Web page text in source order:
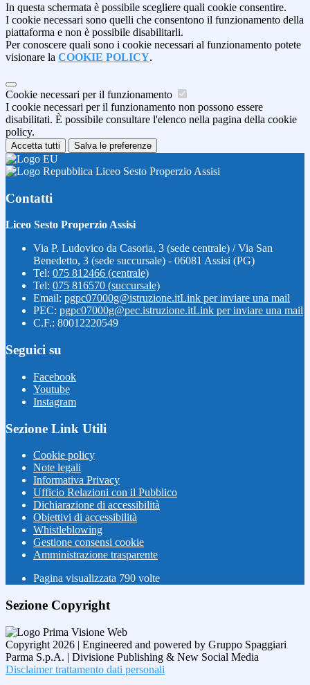
In questa schermata è possibile scegliere quali cookie consentire.
I cookie necessari sono quelli che consentono il funzionamento della
piattaforma e non è possibile disabilitarli.
Per conoscere quali sono i cookie necessari al funzionamento potete
visionare la COOKIE POLICY.
Cookie necessari per il funzionamento
I cookie necessari per il funzionamento non possono essere
disabilitati. È possibile consultare l'elenco nella pagina della cookie
policy.
Accetta tutti Salva le preferenze
Liceo Sesto Properzio Assisi
Contatti
Liceo Sesto Properzio Assisi
Via P. Ludovico da Casoria, 3 (sede centrale) / Via San
Benedetto, 3 (sede succursale) - 06081 Assisi (PG)
Tel: 075 812466 (centrale)
Tel: 075 816570 (succursale)
Email: pgpc07000g@istruzione.itLink per inviare una mail
PEC: pgpc07000g@pec.istruzione.itLink per inviare una mail
C.F.: 80012220549
Seguici su
Facebook
Youtube
Instagram
Sezione Link Utili
Cookie policy
Note legali
Informativa Privacy
Ufficio Relazioni con il Pubblico
Dichiarazione di accessibilità
Obiettivi di accessibilità
Whistleblowing
Gestione consensi cookie
Amministrazione trasparente
Pagina visualizzata 790 volte
Sezione Copyright
Copyright 2026 | Engineered and powered by Gruppo Spaggiari
Parma S.p.A. | Divisione Publishing & New Social Media
Disclaimer trattamento dati personali